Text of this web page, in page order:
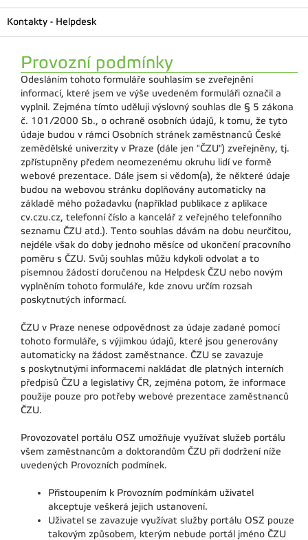
Kontakty - Helpdesk
Provozní podmínky
Odesláním tohoto formuláře souhlasím se zveřejnění
informací, které jsem ve výše uvedeném formuláři označil a
vyplnil. Zejména tímto uděluji výslovný souhlas dle § 5 zákona
č. 101/2000 Sb., o ochraně osobních údajů, k tomu, že tyto
údaje budou v rámci Osobních stránek zaměstnanců České
zemědělské univerzity v Praze (dále jen "ČZU") zveřejněny, tj.
zpřístupněny předem neomezenému okruhu lidí ve formě
webové prezentace. Dále jsem si vědom(a), že některé údaje
budou na webovou stránku doplňovány automaticky na
základě mého požadavku (například publikace z aplikace
cv.czu.cz, telefonní číslo a kancelář z veřejného telefonního
seznamu ČZU atd.). Tento souhlas dávám na dobu neurčitou,
nejdéle však do doby jednoho měsíce od ukončení pracovního
poměru s ČZU. Svůj souhlas můžu kdykoli odvolat a to
písemnou žádostí doručenou na Helpdesk ČZU nebo novým
vyplněním tohoto formuláře, kde znovu určím rozsah
poskytnutých informací.
ČZU v Praze nenese odpovědnost za údaje zadané pomocí
tohoto formuláře, s výjimkou údajů, které jsou generovány
automaticky na žádost zaměstnance. ČZU se zavazuje
s poskytnutými informacemi nakládat dle platných interních
předpisů ČZU a legislativy ČR, zejména potom, že informace
použije pouze pro potřeby webové prezentace zaměstnanců
ČZU.
Provozovatel portálu OSZ umožňuje využívat služeb portálu
všem zaměstnancům a doktorandům ČZU při dodržení níže
uvedených Provozních podmínek.
Přistoupením k Provozním podmínkám uživatel
akceptuje veškerá jejich ustanovení.
Uživatel se zavazuje využívat služby portálu OSZ pouze
takovým způsobem, kterým nebude portál jméno ČZU